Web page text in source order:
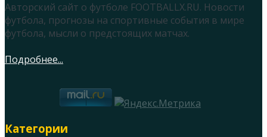
Авторский сайт о футболе FOOTBALLX.RU. Новости
футбола, прогнозы на спортивные события в мире
футбола, мысли о предстоящих матчах.
Подробнее...
Категории